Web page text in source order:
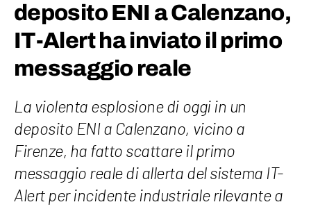
deposito ENI a Calenzano,
IT-Alert ha inviato il primo
messaggio reale
La violenta esplosione di oggi in un
deposito ENI a Calenzano, vicino a
Firenze, ha fatto scattare il primo
messaggio reale di allerta del sistema IT-
Alert per incidente industriale rilevante a